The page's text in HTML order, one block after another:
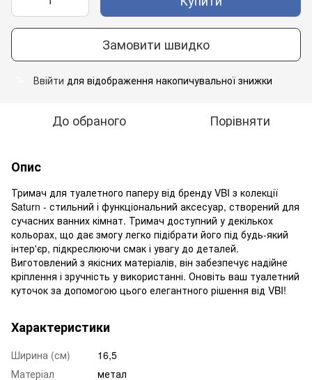
Замовити швидко
Ввійти для відображення накопичувальної знижки
До обраного Порівняти
Опис
Тримач для туалетного паперу від бренду VBI з колекції
Saturn - стильний і функціональний аксесуар, створений для
сучасних ванних кімнат. Тримач доступний у декількох
кольорах, що дає змогу легко підібрати його під будь-який
інтер'єр, підкреслюючи смак і увагу до деталей.
Виготовлений з якісних матеріалів, він забезпечує надійне
кріплення і зручність у використанні. Оновіть ваш туалетний
куточок за допомогою цього елегантного рішення від VBI!
Характеристики
Ширина (см)
16,5
Матеріал
метал